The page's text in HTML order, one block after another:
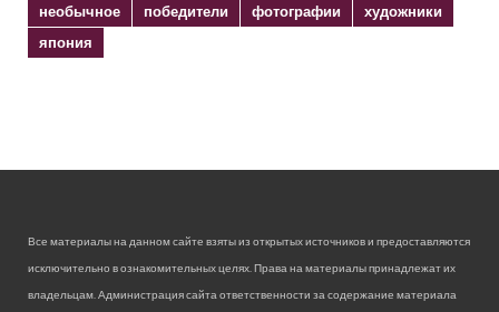
необычное
победители фотографии
художники
япония
Все материалы на данном сайте взяты из открытых источников и предоставляются
исключительно в ознакомительных целях. Права на материалы принадлежат их
владельцам. Администрация сайта ответственности за содержание материала